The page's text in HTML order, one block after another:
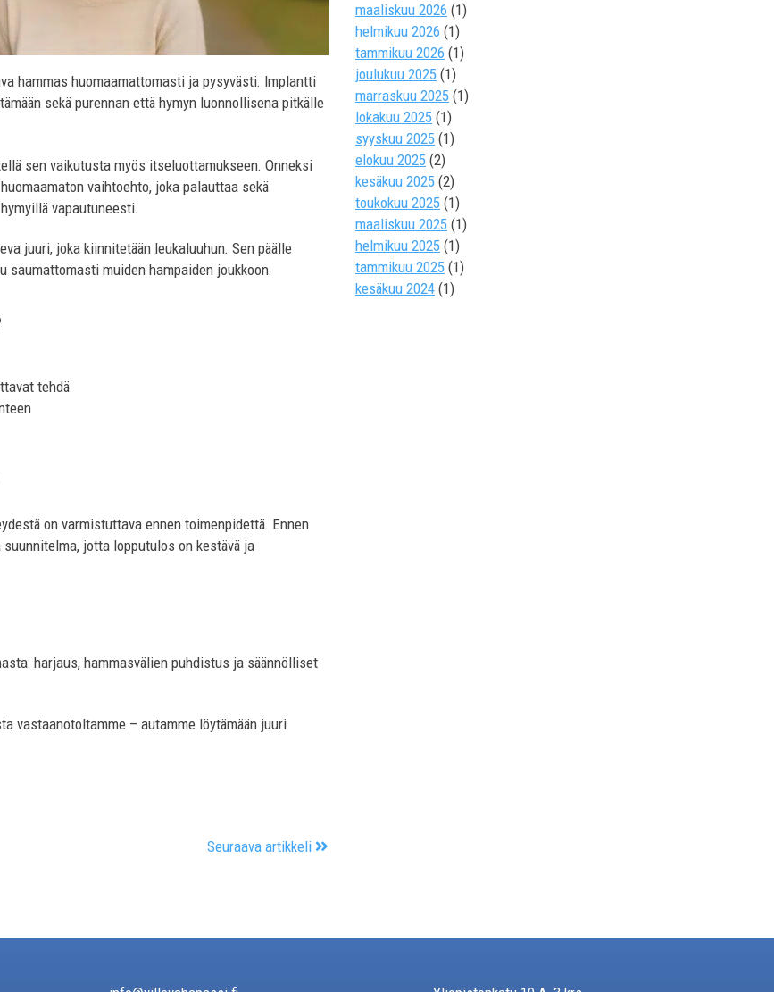
hammas huomaamattomasti ja pysyvästi. Implantti
sekä purennan että hymyn luonnollisena pitkälle
sen vaikutusta myös itseluottamukseen. Onneksi
vaihtoehto, joka palauttaa sekä
vapautuneesti.
juuri, joka kiinnitetään leukaluuhun. Sen päälle
muiden hampaiden joukkoon.
tehdä
on varmistuttava ennen toimenpidettä. Ennen
jotta lopputulos on kestävä ja
harjaus, hammasvälien puhdistus ja säännölliset
vastaanotoltamme – autamme löytämään juuri
Seuraava artikkeli
maaliskuu 2026 (1)
helmikuu 2026 (1)
tammikuu 2026 (1)
joulukuu 2025 (1)
marraskuu 2025 (1)
lokakuu 2025 (1)
syyskuu 2025 (1)
elokuu 2025 (2)
kesäkuu 2025 (2)
toukokuu 2025 (1)
maaliskuu 2025 (1)
helmikuu 2025 (1)
tammikuu 2025 (1)
kesäkuu 2024 (1)